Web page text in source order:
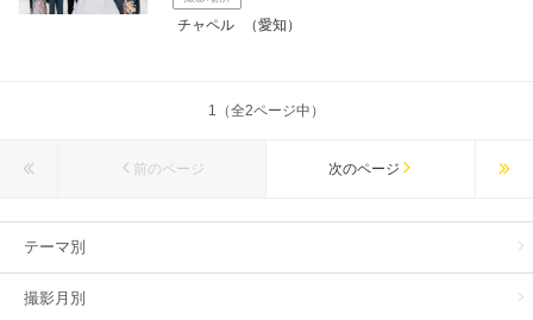
チャペル （愛知）
1（全2ページ中）
前のページ 次のページ
テーマ別
撮影月別